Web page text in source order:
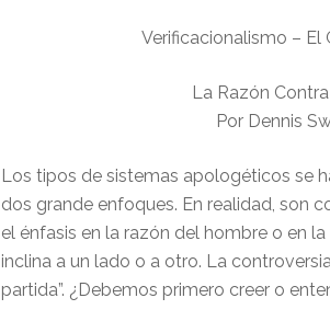
Verificacionalismo – El
La Razón
Por Dennis
Los tipos de sistemas apologéticos se
dos grande enfoques. En realidad, son
el énfasis en la razón del hombre o en
inclina a un lado o a otro. La
partida”. ¿Debemos primero creer o